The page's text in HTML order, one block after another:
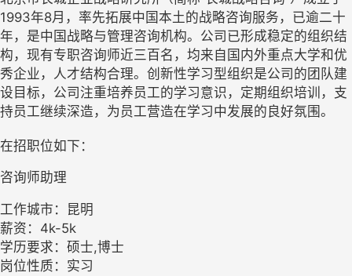
1993年8月，率先拓展中国本土的战略咨询服务，已逾二十
年，是中国战略与管理咨询机构。公司已形成稳定的组织结
构，现有专职咨询师近三百名，均来自国内外重点大学和优
秀企业，人才结构合理。创新性学习型组织是公司的团队建
设目标，公司注重培养员工的学习意识，定期组织培训，支
持员工继续深造，为员工营造在学习中发展的良好氛围。
在招职位如下：
咨询师助理
工作城市：昆明
薪资：4k-5k
学历要求：硕士,博士
岗位性质：实习